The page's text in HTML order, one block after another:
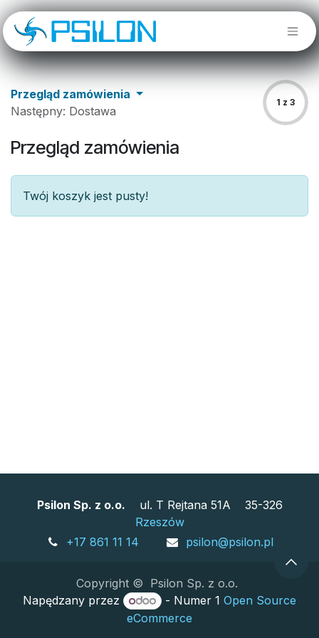
Skip to Content
Przegląd zamówienia
Następny: Dostawa
1 z 3
Przegląd zamówienia
Twój koszyk jest pusty!
Psilon Sp. z o.o. ul. T Rejtana 51A 35-326
Rzeszów
+17 861 11 14
psilon@psilon.pl
Copyright © Psilon Sp. z o.o.
Napędzany przez
- Numer 1Open Source
eCommerce